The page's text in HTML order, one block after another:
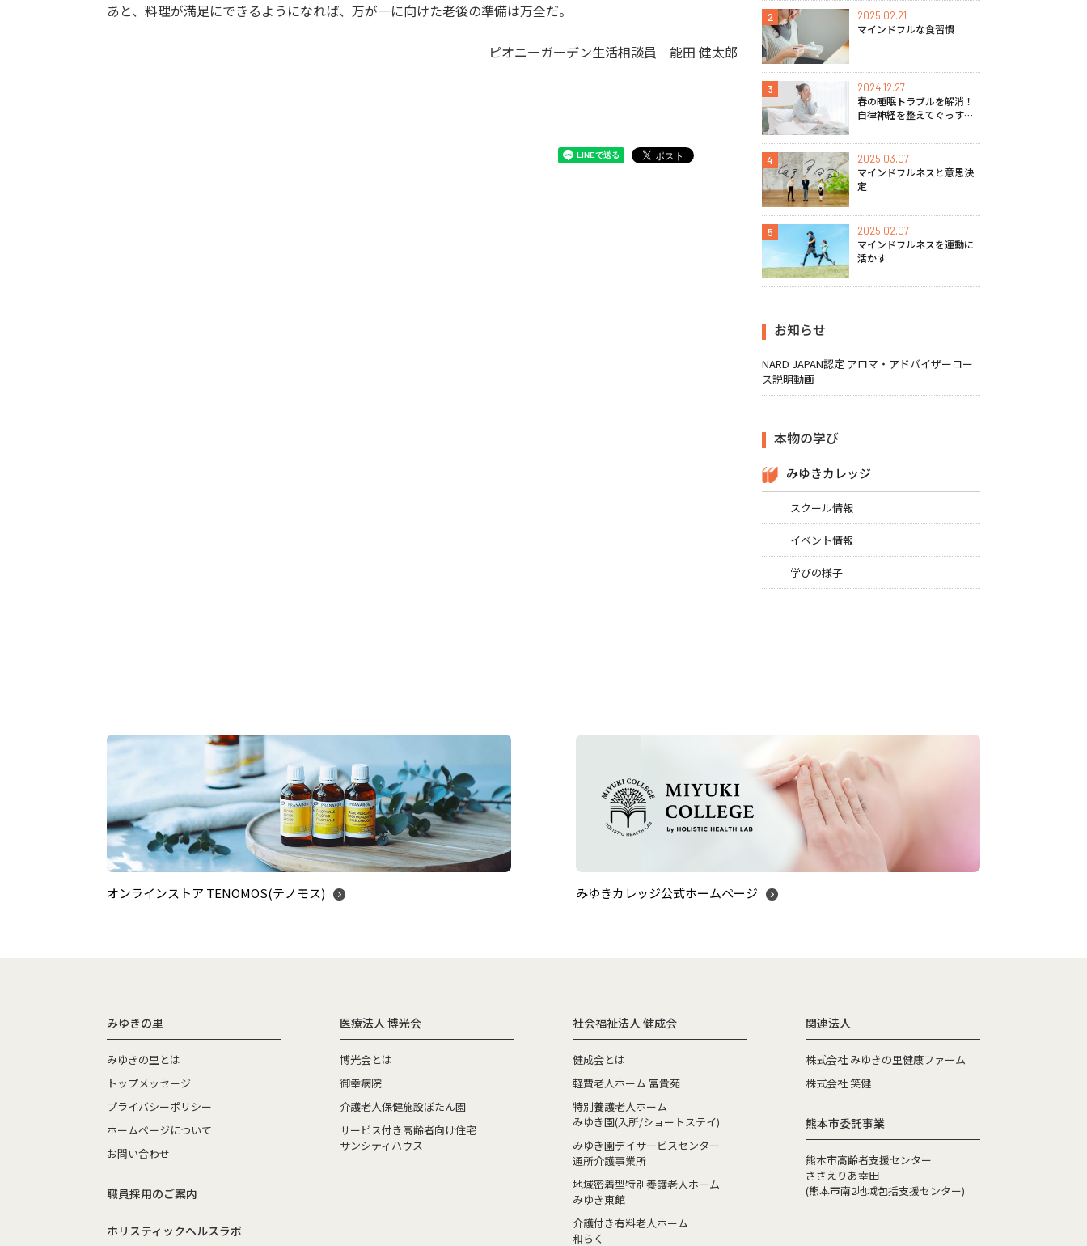
あと、料理が満足にできるようになれば、万が一に向けた老後の準備は万全だ。
ピオニーガーデン生活相談員 能田 健太郎
2 2025.02.21
マインドフルな食習慣
3 2024.12.27
春の睡眠トラブルを解消！
自律神経を整えてぐっすり
法
4 2025.03.07
マインドフルネスと意思決
定
5 2025.02.07
マインドフルネスを運動に
活かす
お知らせ
NARD JAPAN認定 アロマ・アドバイザーコー
ス説明動画
本物の学び
みゆきカレッジ
スクール情報
イベント情報
学びの様子
オンラインストア TENOMOS(テノモス) みゆきカレッジ公式ホームページ
みゆきの里
みゆきの里とは
トップメッセージ
プライバシーポリシー
ホームページについて
お問い合わせ
職員採用のご案内
ホリスティックヘルスラボ
医療法人 博光会
博光会とは
御幸病院
介護老人保健施設ぼたん園
サービス付き高齢者向け住宅
サンシティハウス
社会福祉法人 健成会
健成会とは
軽費老人ホーム 富貴苑
特別養護老人ホーム
みゆき園(入所/ショートステイ)
みゆき園デイサービスセンター
通所介護事業所
地域密着型特別養護老人ホーム
みゆき東館
介護付き有料老人ホーム
和らく
関連法人
株式会社 みゆきの里健康ファーム
株式会社 笑健
熊本市委託事業
熊本市高齢者支援センター
ささえりあ幸田
(熊本市南2地域包括支援センター)